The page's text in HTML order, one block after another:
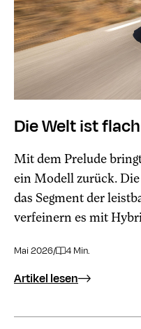
Die Welt ist
Mit dem Prelude
ein Modell zurück.
das Segment der
verfeinern es mit
Mai 2026/ 4 Min.
Artikel lesen